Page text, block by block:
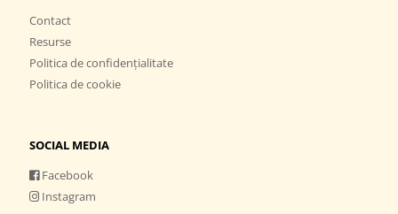
Contact
Resurse
Politica de confidențialitate
Politica de cookie
SOCIAL MEDIA
Facebook
Instagram